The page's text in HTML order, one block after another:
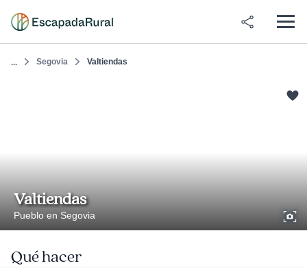
... Segovia Valtiendas
Valtiendas
Pueblo en Segovia
Qué hacer